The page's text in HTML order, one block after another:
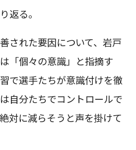
返る。
された要因について、岩戸
「個々の意識」と指摘す
で選手たちが意識付けを徹
自分たちでコントロールで
対に減らそうと声を掛けて